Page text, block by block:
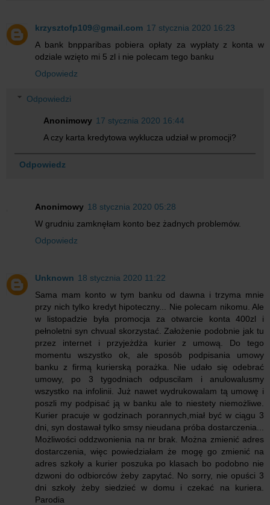
krzysztofp109@gmail.com 17 stycznia 2020 16:23
A bank bnpparibas pobiera opłaty za wypłaty z konta w
odziale wzięto mi 5 zl i nie polecam tego banku
Odpowiedz
Odpowiedzi
Anonimowy 17 stycznia 2020 16:44
A czy karta kredytowa wyklucza udział w promocji?
Odpowiedz
Anonimowy 18 stycznia 2020 05:28
W grudniu zamknęłam konto bez żadnych problemów.
Odpowiedz
Unknown 18 stycznia 2020 11:22
Sama mam konto w tym banku od dawna i trzyma mnie
przy nich tylko kredyt hipoteczny... Nie polecam nikomu. Ale
w listopadzie była promocja za otwarcie konta 400zl i
pełnoletni syn chvual skorzystać. Założenie podobnie jak tu
przez internet i przyjeżdża kurier z umową. Do tego
momentu wszystko ok, ale sposób podpisania umowy
banku z firmą kurierską porażka. Nie udało się odebrać
umowy, po 3 tygodniach odpuscilam i anulowalusmy
wszystko na infolinii. Już nawet wydrukowalam tą umowę i
poszli my podpisać ją w banku ale to niestety niemożliwe.
Kurier pracuje w godzinach porannych,miał być w ciągu 3
dni, syn dostawał tylko smsy nieudana próba dostarczenia...
Możliwości oddzwonienia na nr brak. Można zmienić adres
dostarczenia, więc powiedziałam że mogę go zmienić na
adres szkoły a kurier poszuka po klasach bo podobno nie
dzwoni do odbiorców żeby zapytać. No sorry, nie opuści 3
dni szkoły żeby siedzieć w domu i czekać na kuriera.
Parodia